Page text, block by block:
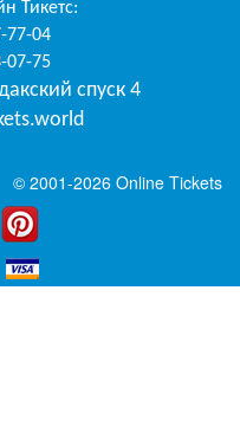
Тикетс:
77-04
07-75
спуск 4
© 2001-2026 Online Tickets